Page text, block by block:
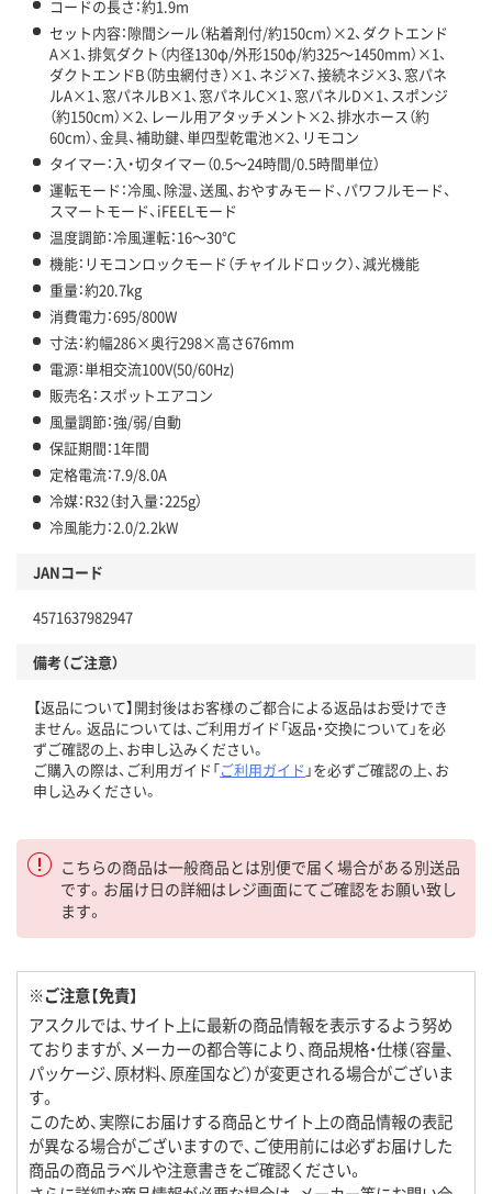
コードの長さ：約1.9m
セット内容：隙間シール（粘着剤付/約150cm）×2、ダクトエンド
A×1、排気ダクト（内径130φ/外形150φ/約325～1450mm）×1、
ダクトエンドB（防虫網付き）×1、ネジ×7、接続ネジ×3、窓パネ
ルA×1、窓パネルB×1、窓パネルC×1、窓パネルD×1、スポンジ
（約150cm）×2、レール用アタッチメント×2、排水ホース（約
60cm）、金具、補助鍵、単四型乾電池×2、リモコン
タイマー：入・切タイマー（0.5～24時間/0.5時間単位）
運転モード：冷風、除湿、送風、おやすみモード、パワフルモード、
スマートモード、iFEELモード
温度調節：冷風運転：16～30℃
機能：リモコンロックモード（チャイルドロック）、減光機能
重量：約20.7kg
消費電力：695/800W
寸法：約幅286×奥行298×高さ676mm
電源：単相交流100V(50/60Hz)
販売名：スポットエアコン
風量調節：強/弱/自動
保証期間：1年間
定格電流：7.9/8.0A
冷媒：R32（封入量：225g）
冷風能力：2.0/2.2kW
JANコード
4571637982947
備考（ご注意）
【返品について】開封後はお客様のご都合による返品はお受けでき
ません。返品については、ご利用ガイド「返品・交換について」を必
ずご確認の上、お申し込みください。
ご購入の際は、ご利用ガイド「ご利用ガイド 」を必ずご確認の上、お
申し込みください。
こちらの商品は一般商品とは別便で届く場合がある別送品
です。お届け日の詳細はレジ画面にてご確認をお願い致し
ます。
※ご注意【免責】
アスクルでは、サイト上に最新の商品情報を表示するよう努め
ておりますが、メーカーの都合等により、商品規格・仕様（容量、
パッケージ、原材料、原産国など）が変更される場合がございま
す。
このため、実際にお届けする商品とサイト上の商品情報の表記
が異なる場合がございますので、ご使用前には必ずお届けした
商品の商品ラベルや注意書きをご確認ください。